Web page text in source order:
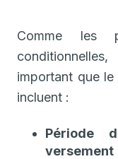
Comme les
important que
incluent :
Période